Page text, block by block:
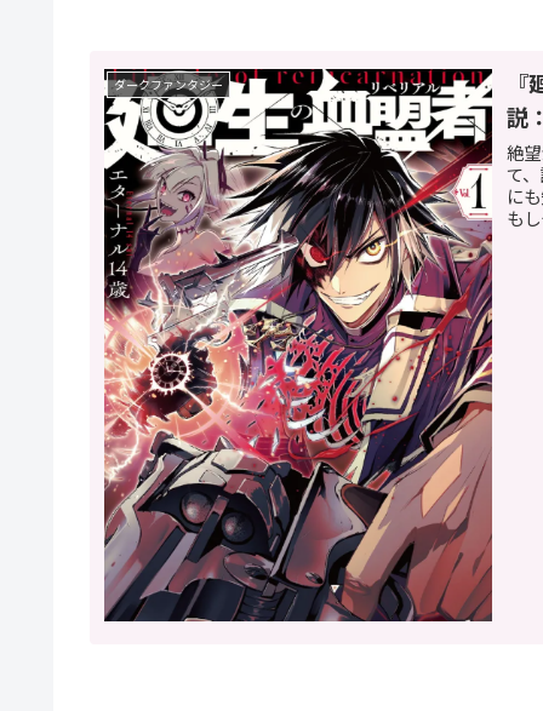
ダークファンタジー
説
絶
て
に
も